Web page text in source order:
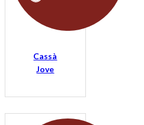
Cassà
Jove